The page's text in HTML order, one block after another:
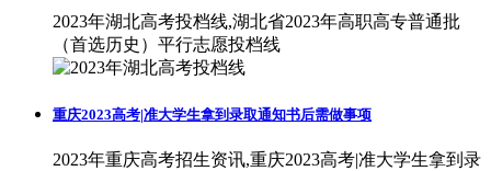
2023年湖北高考投档线,湖北省2023年高职高专普通批
（首选历史）平行志愿投档线
重庆2023高考|准大学生拿到录取通知书后需做事项
2023年重庆高考招生资讯,重庆2023高考|准大学生拿到录